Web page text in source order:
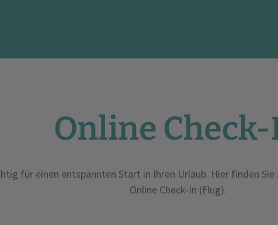
Online
für einen entspannten Start in Ihren Urlaub. Hier finden
Online Check-In (Flug).